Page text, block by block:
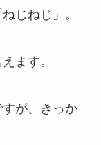
じねじ」。
ます。
が、きっか